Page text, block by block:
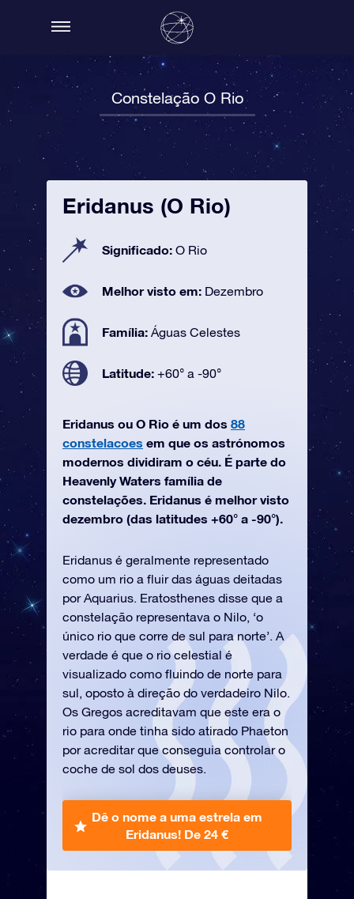
Constelação O Rio
Eridanus (O Rio)
Significado: O Rio
Melhor visto em: Dezembro
Família: Águas Celestes
Latitude: +60° a -90°
Eridanus ou O Rio é um dos 88
constelacoes em que os astrónomos
modernos dividiram o céu. É parte do
Heavenly Waters família de
constelações. Eridanus é melhor visto
dezembro (das latitudes +60° a -90°).
Eridanus é geralmente representado
como um rio a fluir das águas deitadas
por Aquarius. Eratosthenes disse que a
constelação representava o Nilo, ‘o
único rio que corre de sul para norte’. A
verdade é que o rio celestial é
visualizado como fluindo de norte para
sul, oposto à direção do verdadeiro Nilo.
Os Gregos acreditavam que este era o
rio para onde tinha sido atirado Phaeton
por acreditar que conseguia controlar o
coche de sol dos deuses.
Dê o nome a uma estrela em
Eridanus! De 24 €